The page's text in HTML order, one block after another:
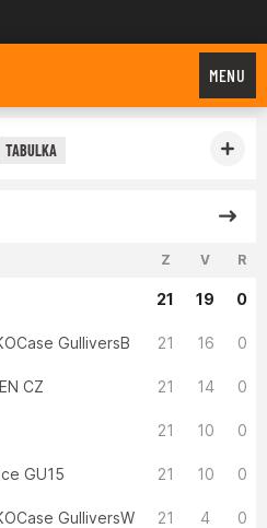
MENU
TABULKA
Z V R
21 19 0
GulliversB 21 16 0
CZ 21 14 0
21 10 0
GU15 21 10 0
GulliversW 21 4 0